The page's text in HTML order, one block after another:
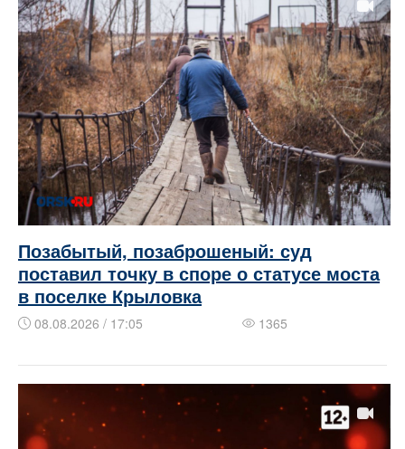
Позабытый, позаброшеный: суд
поставил точку в споре о статусе моста
в поселке Крыловка
08.08.2026 / 17:05 1365